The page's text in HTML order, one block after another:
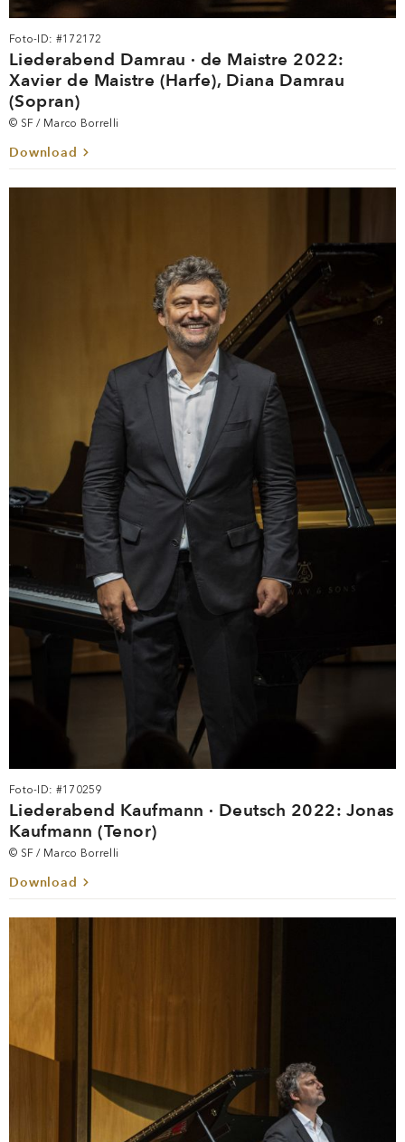
Foto-ID: #172172
Liederabend Damrau · de Maistre 2022:
Xavier de Maistre (Harfe), Diana Damrau
(Sopran)
© SF / Marco Borrelli
Download
Foto-ID: #170259
Liederabend Kaufmann · Deutsch 2022: Jonas
Kaufmann (Tenor)
© SF / Marco Borrelli
Download